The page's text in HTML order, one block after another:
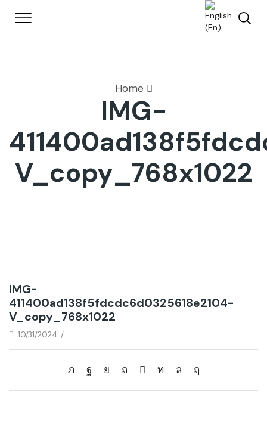
Home
IMG-
V_copy_768x1022
IMG-
411400ad138f5fdcdc6d0325618e2104-
V_copy_768x1022
10/31/2024 /